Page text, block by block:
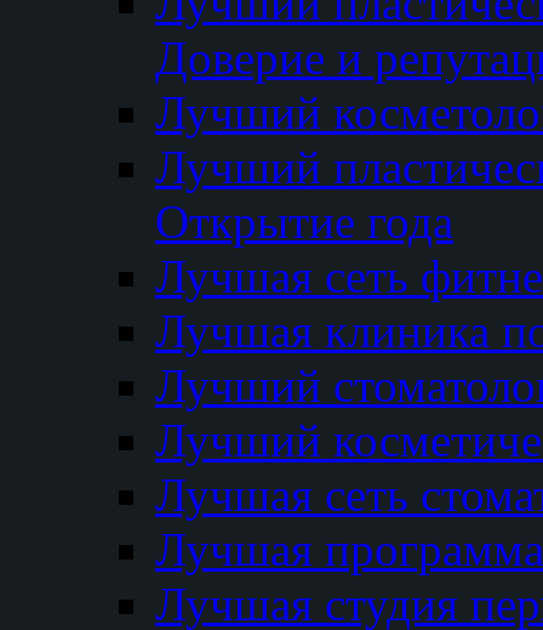
Доверие и
Лучший
Лучший
Открытие года
Лучшая сеть
Лучшая клиника
Лучший
Лучший
Лучшая сеть
Лучшая программа
Лучшая студия